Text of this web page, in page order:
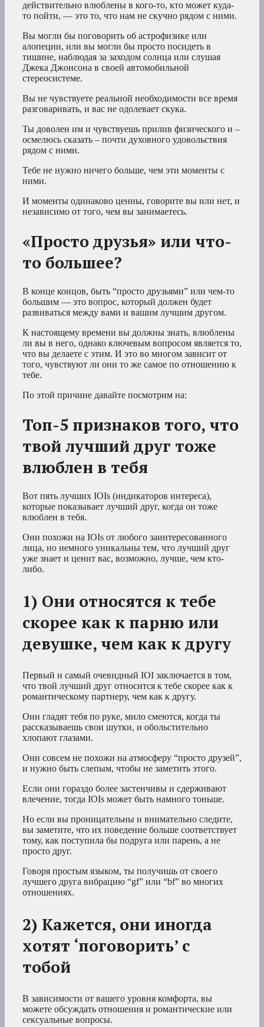
действительно влюблены в кого-то, кто может куда-
то пойти, — это то, что нам не скучно рядом с ними.
Вы могли бы поговорить об астрофизике или
алопеции, или вы могли бы просто посидеть в
тишине, наблюдая за заходом солнца или слушая
Джека Джонсона в своей автомобильной
стереосистеме.
Вы не чувствуете реальной необходимости все время
разговаривать, и вас не одолевает скука.
Ты доволен им и чувствуешь прилив физического и –
осмелюсь сказать – почти духовного удовольствия
рядом с ними.
Тебе не нужно ничего больше, чем эти моменты с
ними.
И моменты одинаково ценны, говорите вы или нет, и
независимо от того, чем вы занимаетесь.
«Просто друзья» или что-
то большее?
В конце концов, быть “просто друзьями” или чем-то
большим — это вопрос, который должен будет
развиваться между вами и вашим лучшим другом.
К настоящему времени вы должны знать, влюблены
ли вы в него, однако ключевым вопросом является то,
что вы делаете с этим. И это во многом зависит от
того, чувствуют ли они то же самое по отношению к
тебе.
По этой причине давайте посмотрим на:
Топ-5 признаков того, что
твой лучший друг тоже
влюблен в тебя
Вот пять лучших IOIs (индикаторов интереса),
которые показывает лучший друг, когда он тоже
влюблен в тебя.
Они похожи на IOIs от любого заинтересованного
лица, но немного уникальны тем, что лучший друг
уже знает и ценит вас, возможно, лучше, чем кто-
либо.
1) Они относятся к тебе
скорее как к парню или
девушке, чем как к другу
Первый и самый очевидный IOI заключается в том,
что твой лучший друг относится к тебе скорее как к
романтическому партнеру, чем как к другу.
Они гладят тебя по руке, мило смеются, когда ты
рассказываешь свои шутки, и обольстительно
хлопают глазами.
Они совсем не похожи на атмосферу “просто друзей”,
и нужно быть слепым, чтобы не заметить этого.
Если они гораздо более застенчивы и сдерживают
влечение, тогда IOIs может быть намного тоньше.
Но если вы проницательны и внимательно следите,
вы заметите, что их поведение больше соответствует
тому, как поступила бы подруга или парень, а не
просто друг.
Говоря простым языком, ты получишь от своего
лучшего друга вибрацию “gf” или “bf” во многих
отношениях.
2) Кажется, они иногда
хотят ‘поговорить’ с
тобой
В зависимости от вашего уровня комфорта, вы
можете обсуждать отношения и романтические или
сексуальные вопросы.